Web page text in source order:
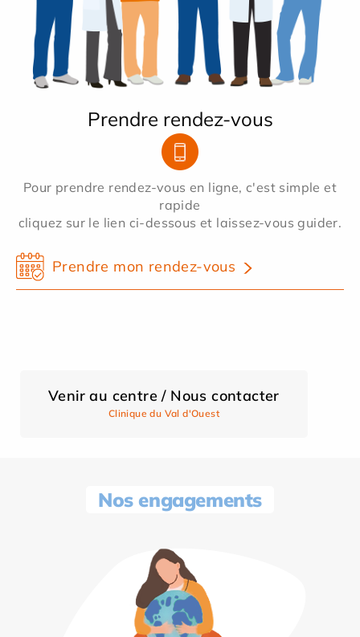
Prendre rendez-vous
Pour prendre rendez-vous en ligne, c'est simple et
rapide
cliquez sur le lien ci-dessous et laissez-vous guider.
Prendre mon rendez-vous
Venir au centre / Nous contacter
Clinique du Val d'Ouest
Nos engagements